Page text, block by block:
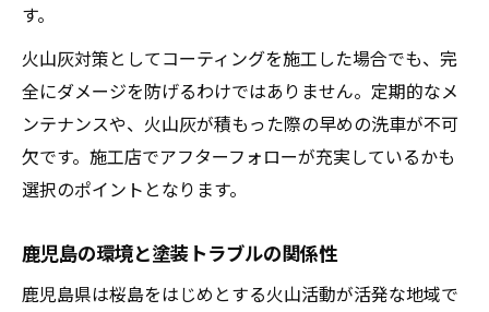
す。
火山灰対策としてコーティングを施工した場合でも、完
全にダメージを防げるわけではありません。定期的なメ
ンテナンスや、火山灰が積もった際の早めの洗車が不可
欠です。施工店でアフターフォローが充実しているかも
選択のポイントとなります。
鹿児島の環境と塗装トラブルの関係性
鹿児島県は桜島をはじめとする火山活動が活発な地域で